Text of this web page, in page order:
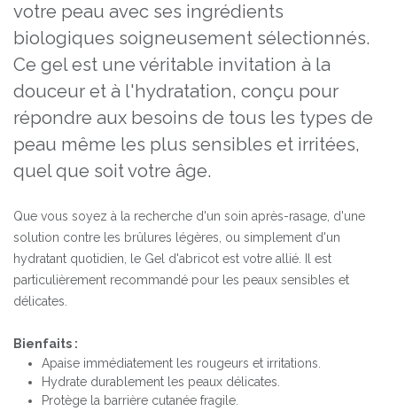
votre peau avec ses ingrédients
biologiques soigneusement sélectionnés.
Ce gel est une véritable invitation à la
douceur et à l'hydratation, conçu pour
répondre aux besoins de tous les types de
peau même les plus sensibles et irritées,
quel que soit votre âge.
Que vous soyez à la recherche d'un soin après-rasage, d'une
solution contre les brûlures légères, ou simplement d'un
hydratant quotidien, le Gel d'abricot est votre allié. Il est
particulièrement recommandé pour les peaux sensibles et
délicates.
Bienfaits :
Apaise immédiatement les rougeurs et irritations.
Hydrate durablement les peaux délicates.
Protège la barrière cutanée fragile.